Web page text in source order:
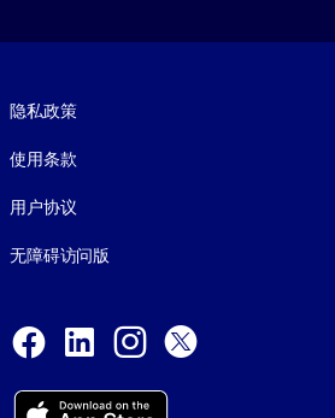
隐私政策
使用条款
用户协议
无障碍访问版
Facebook
LinkedInInstagram